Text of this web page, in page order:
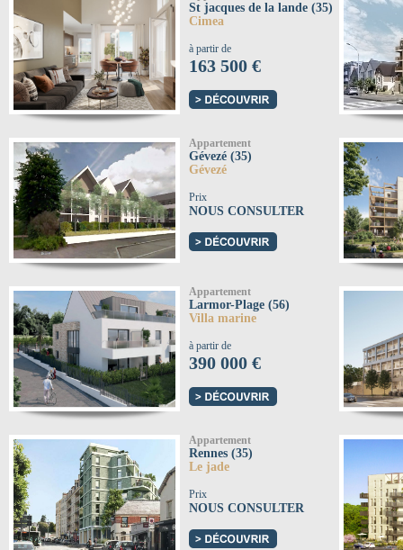
St jacques de la lande (35)
Cimea
à partir de
163 500 €
Appartement
Gévezé (35)
Gévezé
Prix
NOUS CONSULTER
Appartement
Larmor-Plage (56)
Villa marine
à partir de
390 000 €
Appartement
Rennes (35)
Le jade
Prix
NOUS CONSULTER